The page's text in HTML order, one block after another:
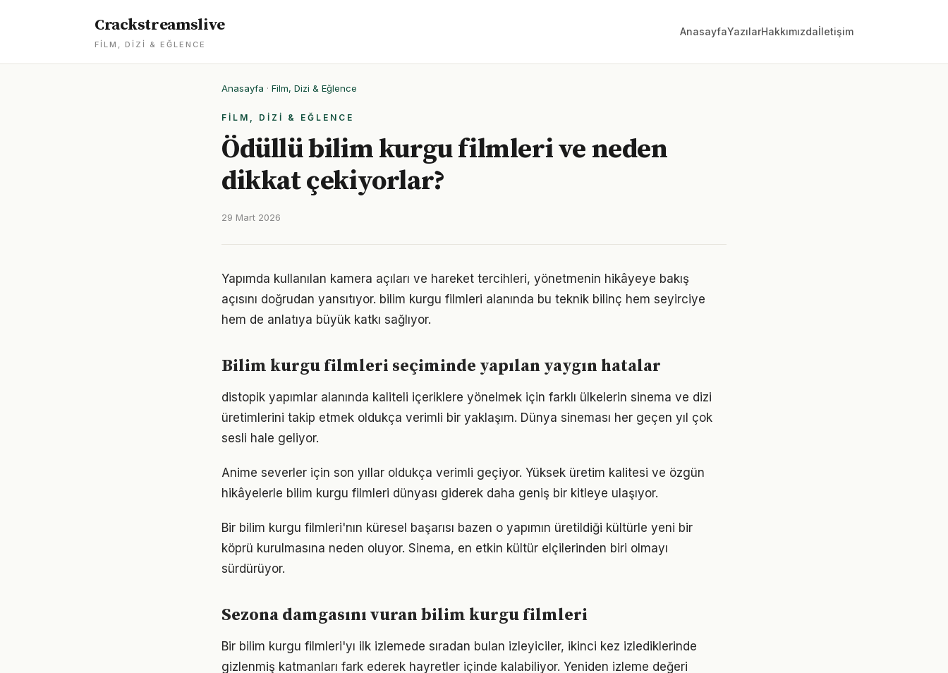
Crackstreamslive
FILM, DIZI & EĞLENCE
AnasayfaYazılarHakkımızdaİletişim
Anasayfa · Film, Dizi & Eğlence
FILM, DIZI & EĞLENCE
Ödüllü bilim kurgu filmleri ve neden
dikkat çekiyorlar?
29 Mart 2026
Yapımda kullanılan kamera açıları ve hareket tercihleri, yönetmenin hikâyeye bakış
açısını doğrudan yansıtıyor. bilim kurgu filmleri alanında bu teknik bilinç hem seyirciye
hem de anlatıya büyük katkı sağlıyor.
Bilim kurgu filmleri seçiminde yapılan yaygın hatalar
distopik yapımlar alanında kaliteli içeriklere yönelmek için farklı ülkelerin sinema ve dizi
üretimlerini takip etmek oldukça verimli bir yaklaşım. Dünya sineması her geçen yıl çok
sesli hale geliyor.
Anime severler için son yıllar oldukça verimli geçiyor. Yüksek üretim kalitesi ve özgün
hikâyelerle bilim kurgu filmleri dünyası giderek daha geniş bir kitleye ulaşıyor.
Bir bilim kurgu filmleri'nın küresel başarısı bazen o yapımın üretildiği kültürle yeni bir
köprü kurulmasına neden oluyor. Sinema, en etkin kültür elçilerinden biri olmayı
sürdürüyor.
Sezona damgasını vuran bilim kurgu filmleri
Bir bilim kurgu filmleri'yı ilk izlemede sıradan bulan izleyiciler, ikinci kez izlediklerinde
gizlenmiş katmanları fark ederek hayretler içinde kalabiliyor. Yeniden izleme değeri